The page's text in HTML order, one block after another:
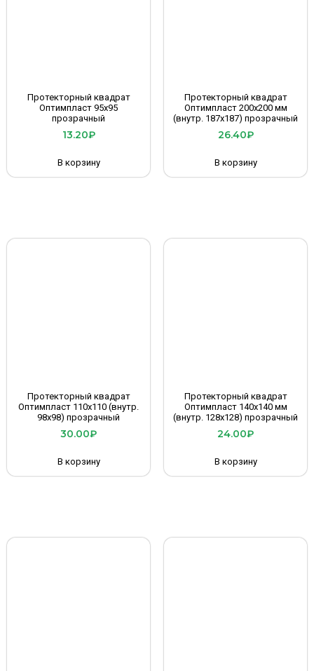
Протекторный квадрат
Оптимпласт 95х95
прозрачный
13.20₽
В корзину
Протекторный квадрат
Оптимпласт 200х200 мм
(внутр. 187х187) прозрачный
26.40₽
В корзину
Протекторный квадрат
Оптимпласт 110х110 (внутр.
98х98) прозрачный
30.00₽
В корзину
Протекторный квадрат
Оптимпласт 140х140 мм
(внутр. 128х128) прозрачный
24.00₽
В корзину